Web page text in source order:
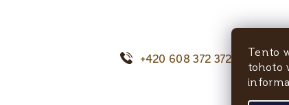
+420 608 372 372
Tento
tohoto